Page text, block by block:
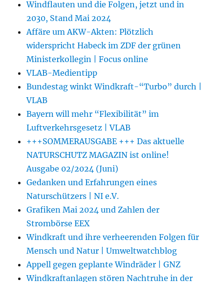
Windflauten und die Folgen, jetzt und in
2030, Stand Mai 2024
Affäre um AKW-Akten: Plötzlich
widerspricht Habeck im ZDF der grünen
Ministerkollegin | Focus online
VLAB-Medientipp
Bundestag winkt Windkraft-“Turbo” durch |
VLAB
Bayern will mehr “Flexibilität” im
Luftverkehrsgesetz | VLAB
+++SOMMERAUSGABE +++ Das aktuelle
NATURSCHUTZ MAGAZIN ist online!
Ausgabe 02/2024 (Juni)
Gedanken und Erfahrungen eines
Naturschützers | NI e.V.
Grafiken Mai 2024 und Zahlen der
Strombörse EEX
Windkraft und ihre verheerenden Folgen für
Mensch und Natur | Umweltwatchblog
Appell gegen geplante Windräder | GNZ
Windkraftanlagen stören Nachtruhe in der